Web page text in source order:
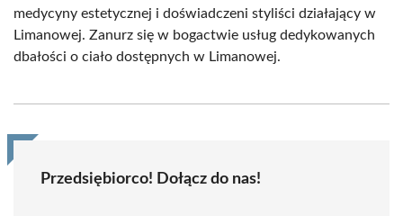
medycyny estetycznej i doświadczeni styliści działający w
Limanowej. Zanurz się w bogactwie usług dedykowanych
dbałości o ciało dostępnych w Limanowej.
Przedsiębiorco! Dołącz do nas!